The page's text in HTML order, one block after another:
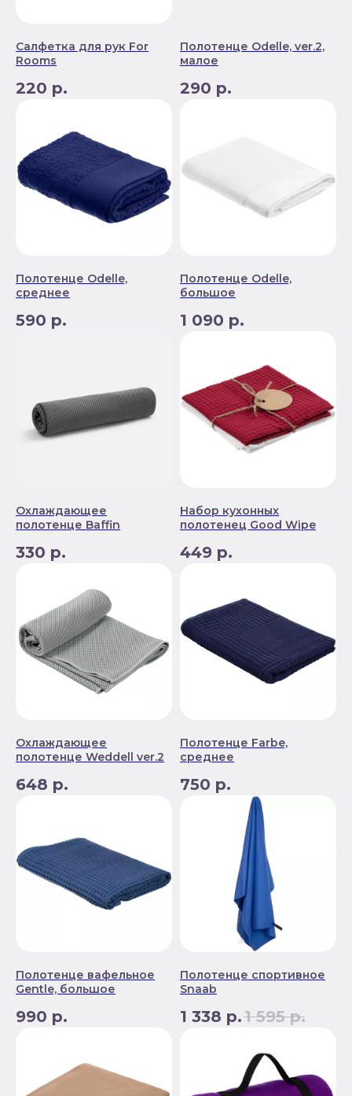
Салфетка для рук For
Rooms
220 р.
Полотенце Odelle, ver.2,
малое
290 р.
Полотенце Odelle,
среднее
590 р.
Полотенце Odelle,
большое
1 090 р.
Охлаждающее
полотенце Baffin
330 р.
Набор кухонных
полотенец Good Wipe
449 р.
Охлаждающее
полотенце Weddell ver.2
648 р.
Полотенце Farbe,
среднее
750 р.
Полотенце вафельное
Gentle, большое
990 р.
Полотенце спортивное
Snaab
1 338 р.1 595 р.